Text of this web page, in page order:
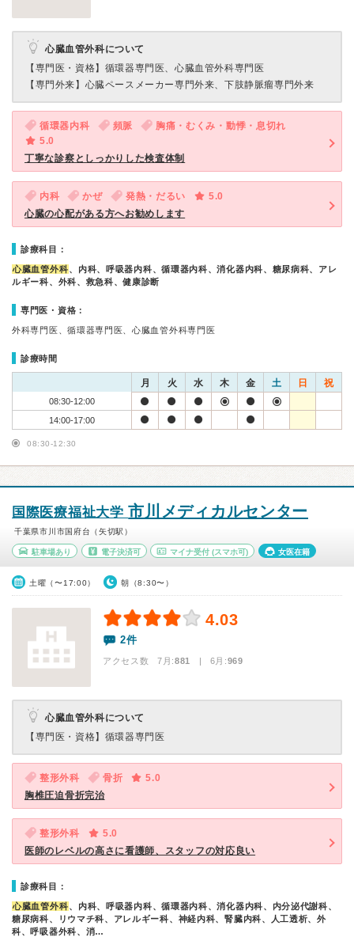
心臓血管外科について
【専門医・資格】 循環器専門医、心臓血管外科専門医
【専門外来】 心臓ペースメーカー専門外来、下肢静脈瘤専門外来
循環器内科 頻脈
胸痛・むくみ・動悸・息切れ
5.0
丁寧な診察としっかりした検査体制
内科 かぜ 発熱・だるい
5.0
心臓の心配がある方へお勧めします
診療科目：
心臓血管外科、内科、呼吸器内科、循環器内科、消化器内科、糖尿病科、アレ
ルギー科、外科、救急科、健康診断
専門医・資格：
外科専門医、循環器専門医、心臓血管外科専門医
診療時間
月 火 水 木 金 土 日 祝
08:30-12:00
14:00-17:00
08:30-12:30
国際医療福祉大学市川メディカルセンター
千葉県市川市国府台（矢切駅）
駐車場あり 電子決済可 マイナ受付 (スマホ可) 女医在籍
土曜（〜17:00） 朝（8:30〜）
4.03
2件
アクセス数 7月:881 | 6月:969
心臓血管外科について
【専門医・資格】 循環器専門医
整形外科 骨折
5.0
胸椎圧迫骨折完治
整形外科
5.0
医師のレベルの高さに看護師、スタッフの対応良い
診療科目：
心臓血管外科、内科、呼吸器内科、循環器内科、消化器内科、内分泌代謝科、
糖尿病科、リウマチ科、アレルギー科、神経内科、腎臓内科、人工透析、外
科、呼吸器外科、消…